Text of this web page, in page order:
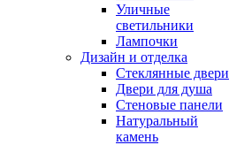
Уличные
светильники
Лампочки
Дизайн и отделка
Стеклянные двери
Двери для душа
Стеновые панели
Натуральный
камень